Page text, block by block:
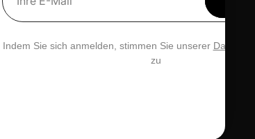
Über Uns
Ihre E-Mail
Indem Sie sich anmelden, stimmen Sie unserer
zu